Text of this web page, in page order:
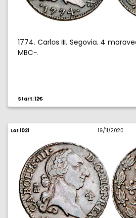
1774. Carlos III. Segovia. 4
MBC-.
Start: 12€
Lot 1021 19/11/2020